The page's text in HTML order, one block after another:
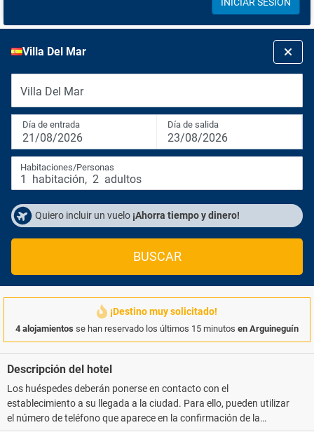
Villa Del Mar
Villa Del Mar
Día de entrada
21/08/2026
Día de salida
23/08/2026
Habitaciones/Personas
1 habitación, 2 adultos
Quiero incluir un vuelo ¡Ahorra tiempo y dinero!
BUSCAR
¡Destino muy solicitado!
4 alojamientos se han reservado los últimos 15 minutos en Arguineguín
Descripción del hotel
Los huéspedes deberán ponerse en contacto con el
establecimiento a su llegada a la ciudad. Para ello, pueden utilizar
el número de teléfono que aparece en la confirmación de la